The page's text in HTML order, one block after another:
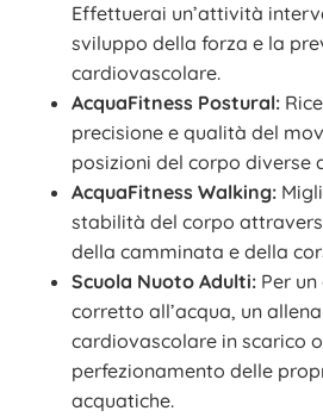
Effettuerai un’attività
sviluppo della forza e la
cardiovascolare.
AcquaFitness Postural:
precisione e qualità del
posizioni del corpo diverse
AcquaFitness Walking:
stabilità del corpo
della camminata e della
Scuola Nuoto Adulti: Per
corretto all’acqua, un
cardiovascolare in scarico
perfezionamento delle
acquatiche.